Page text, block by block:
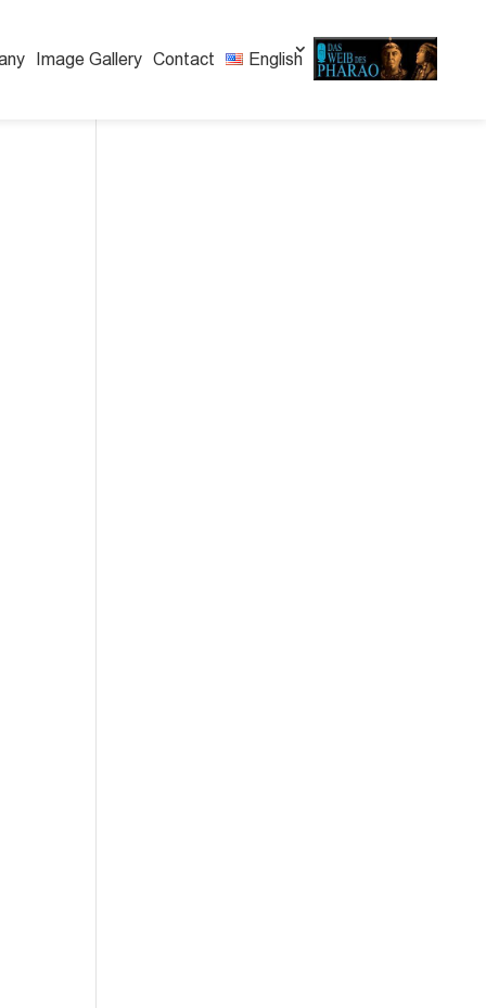
Image Gallery Contact English